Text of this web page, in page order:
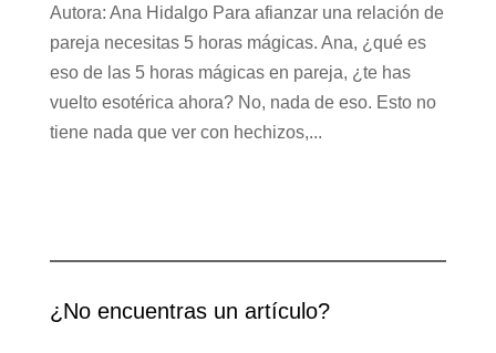
Autora: Ana Hidalgo Para afianzar una relación de
pareja necesitas 5 horas mágicas. Ana, ¿qué es
eso de las 5 horas mágicas en pareja, ¿te has
vuelto esotérica ahora? No, nada de eso. Esto no
tiene nada que ver con hechizos,...
¿No encuentras un artículo?